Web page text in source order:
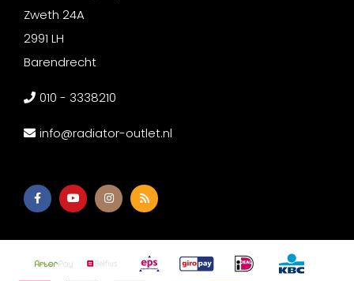
Zweth 24A
2991 LH
Barendrecht
010 - 3338210
info@radiator-outlet.nl